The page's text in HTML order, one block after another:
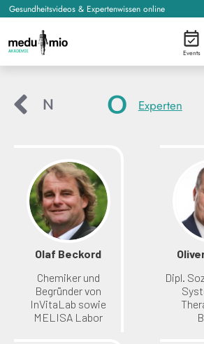
Gesundheitsvideos & Expertenwissen online
Events
N O Experten
Olaf Beckord
Chemiker und
Begründer von
InVitaLab sowie
MELISA Labor
Dipl.